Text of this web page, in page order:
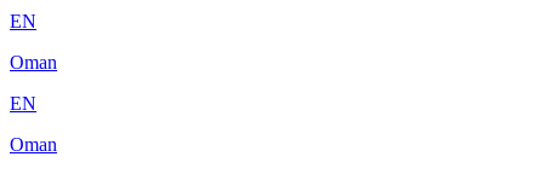
EN
Oman
EN
Oman